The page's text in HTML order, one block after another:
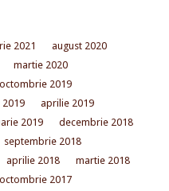
2021
august 2020
martie 2020
octombrie 2019
2019
aprilie 2019
2019
decembrie 2018
septembrie 2018
aprilie 2018
martie 2018
octombrie 2017